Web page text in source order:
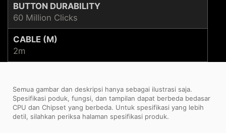
BUTTON DURABILITY
60 Million Clicks
CABLE (M)
2m
Semua gambar dan deskripsi hanya sebagai ilustrasi saja.
Spesifikasi poduk, fungsi, dan tampilan dapat berbeda bedasar
CPU dan Chipset yang berbeda. Untuk spesifikasi yang lebih
detil, silahkan periksa halaman spesifikasi produk.